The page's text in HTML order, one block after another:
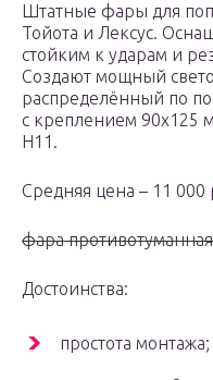
Штатные фары для
Тойота и Лексус.
стойким к ударам и
Создают мощный
распределённый по
с креплением 90х125
Н11.
Средняя цена – 11 000
фара
Достоинства:
простота монтажа;